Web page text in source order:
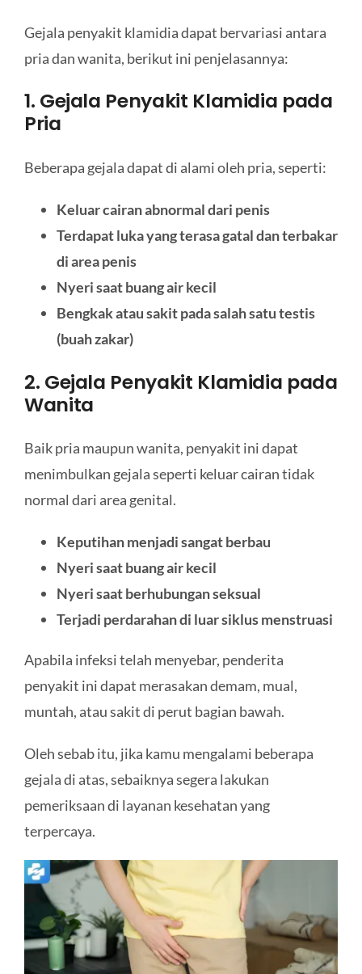
Gejala penyakit klamidia dapat bervariasi antara
pria dan wanita, berikut ini penjelasannya:
1. Gejala Penyakit Klamidia pada
Pria
Beberapa gejala dapat di alami oleh pria, seperti:
Keluar cairan abnormal dari penis
Terdapat luka yang terasa gatal dan terbakar
di area penis
Nyeri saat buang air kecil
Bengkak atau sakit pada salah satu testis
(buah zakar)
2. Gejala Penyakit Klamidia pada
Wanita
Baik pria maupun wanita, penyakit ini dapat
menimbulkan gejala seperti keluar cairan tidak
normal dari area genital.
Keputihan menjadi sangat berbau
Nyeri saat buang air kecil
Nyeri saat berhubungan seksual
Terjadi perdarahan di luar siklus menstruasi
Apabila infeksi telah menyebar, penderita
penyakit ini dapat merasakan demam, mual,
muntah, atau sakit di perut bagian bawah.
Oleh sebab itu, jika kamu mengalami beberapa
gejala di atas, sebaiknya segera lakukan
pemeriksaan di layanan kesehatan yang
terpercaya.